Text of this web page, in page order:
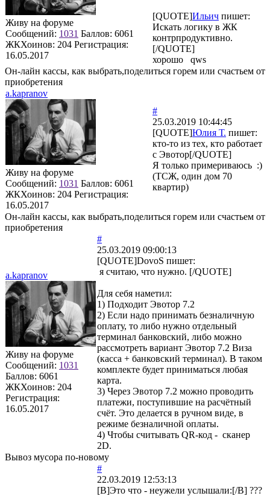
Живу на форуме
Сообщений: 1031 Баллов: 6061
ЖКХоинов: 204 Регистрация:
16.05.2017
[QUOTE]Ильич пишет:
Искать логику в ЖК
контрпродуктивно.
[/QUOTE]
хорошо qws
Он-лайн кассы, как выбрать,поделиться горем или счастьем от
приобретения
a.kapranov
Живу на форуме
Сообщений: 1031 Баллов: 6061
ЖКХоинов: 204 Регистрация:
16.05.2017
#
25.03.2019 10:44:45
[QUOTE]Юлия Т. пишет:
кто-то из тех, кто работает
с Эвотор[/QUOTE]
Я только примериваюсь :)
(ТСЖ, один дом 70
квартир)
Он-лайн кассы, как выбрать,поделиться горем или счастьем от
приобретения
a.kapranov
Живу на форуме
Сообщений: 1031
Баллов: 6061
ЖКХоинов: 204
Регистрация:
16.05.2017
#
25.03.2019 09:00:13
[QUOTE]DovoS пишет:
я считаю, что нужно. [/QUOTE]
Для себя наметил:
1) Подходит Эвотор 7.2
2) Если надо принимать безналичную
оплату, то либо нужно отдельный
терминал банковский, либо можно
рассмотреть вариант Эвотор 7.2 Виза
(касса + банковский терминал). В таком
комплекте будет приниматься любая
карта.
3) Через Эвотор 7.2 можно проводить
платежи, поступившие на расчётный
счёт. Это делается в ручном виде, в
режиме безналичной оплаты.
4) Чтобы считывать QR-код - сканер
2D.
Вывоз мусора по-новому
#
22.03.2019 12:53:13
[B]Это что - неужели услышали:[/B] ???